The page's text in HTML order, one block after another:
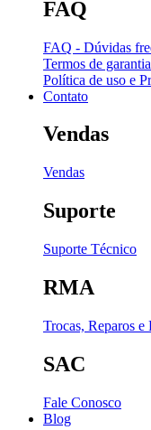
FAQ
FAQ - Dúvidas
Termos de garantia
Política de uso e
Contato
Vendas
Vendas
Suporte
Suporte Técnico
RMA
Trocas, Reparos e
SAC
Fale Conosco
Blog